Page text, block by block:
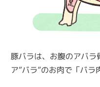
豚バラは、お腹のアバラ
ア”バラ”のお肉で「バラ